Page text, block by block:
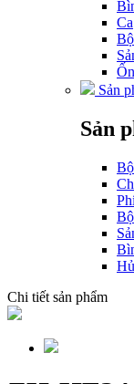
Ca
Sản
Sản
Chi tiết sản phẩm